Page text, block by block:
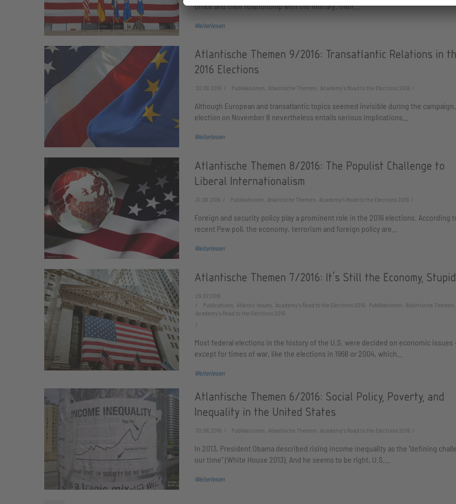
office and their relationship with the military, their…
Weiterlesen
Atlantische Themen 9/2016: Transatlantic Relations in
2016 Elections
30.09.2016 Publikationen, Atlantische Themen, Academy's Road to the Elections 2016
Although European and transatlantic topics seemed invisible during the
election on November 8 nevertheless entails serious implications…
Weiterlesen
Atlantische Themen 8/2016: The Populist Challenge to
Liberal Internationalism
31.08.2016 Publikationen, Atlantische Themen, Academy's Road to the Elections 2016
Foreign and security policy play a prominent role in the 2016 elections. According
recent Pew poll, the economy, terrorism and foreign policy are…
Weiterlesen
Atlantische Themen 7/2016: It’s Still the Economy,
29.07.2016
Publications, Atlantic Issues, Academy's Road to the Elections 2016, Publikationen, Atlantische Themen,
Academy's Road to the Elections 2016
Most federal elections in the history of the U.S. were decided on economic issues
except for times of war, like the elections in 1968 or 2004, which…
Weiterlesen
Atlantische Themen 6/2016: Social Policy, Poverty, and
Inequality in the United States
30.06.2016 Publikationen, Atlantische Themen, Academy's Road to the Elections 2016
In 2013, President Obama described rising income inequality as the “defining
our time” (White House 2013). And he seems to be right, U.S.…
Weiterlesen